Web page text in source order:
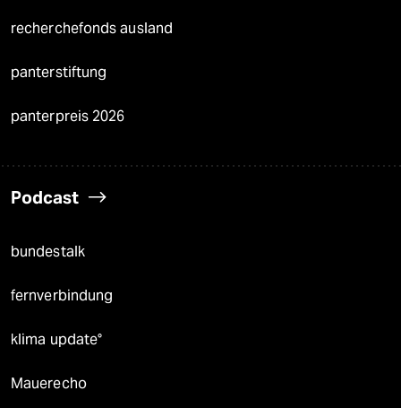
recherchefonds ausland
panterstiftung
panterpreis 2026
Podcast
bundestalk
fernverbindung
klima update°
Mauerecho